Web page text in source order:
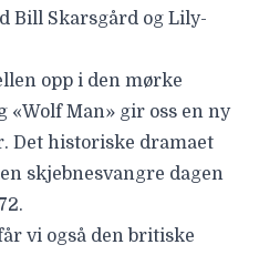
Bill Skarsgård og Lily-
opp i den mørke
«Wolf Man» gir oss en ny
Det historiske dramaet
skjebnesvangre dagen
vi også den britiske